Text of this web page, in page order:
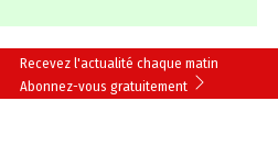
Recevez l'actualité chaque matin
Abonnez-vous gratuitement